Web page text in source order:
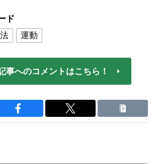
ド
運動
事へのコメントはこちら！